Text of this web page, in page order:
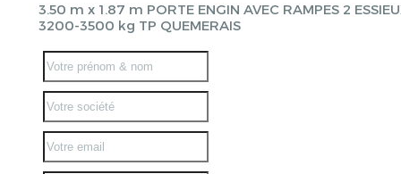
3.50 m x 1.87 m PORTE ENGIN AVEC RAMPES 2
3200-3500 kg TP QUEMERAIS